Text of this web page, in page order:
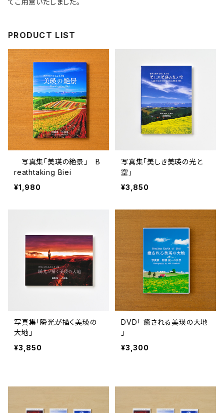
PRODUCT LIST
写真集「美瑛の絶景」 B
reathtaking Biei
¥1,980
写真集「美しき美瑛の光と
空」
¥3,850
写真集「瞬光が描く美瑛の
大地」
¥3,850
DVD「 癒される美瑛の大地
」
¥3,300